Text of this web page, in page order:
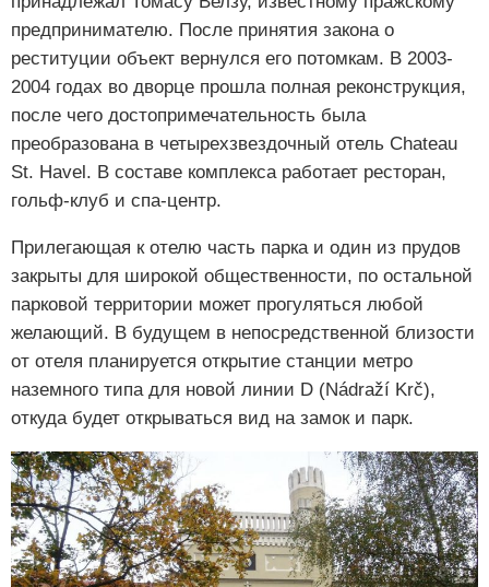
предпринимателю. После принятия закона о
реституции объект вернулся его потомкам. В 2003-
2004 годах во дворце прошла полная реконструкция,
после чего достопримечательность была
преобразована в четырехзвездочный отель Chateau
St. Havel. В составе комплекса работает ресторан,
гольф-клуб и спа-центр.
Прилегающая к отелю часть парка и один из прудов
закрыты для широкой общественности, по остальной
парковой территории может прогуляться любой
желающий. В будущем в непосредственной близости
от отеля планируется открытие станции метро
наземного типа для новой линии D (Nádraží Krč),
откуда будет открываться вид на замок и парк.